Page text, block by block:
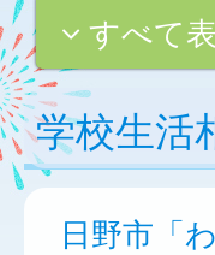
すべて
学校生活
日野市「